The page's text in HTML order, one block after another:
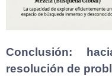
Conclusión:
resolución de